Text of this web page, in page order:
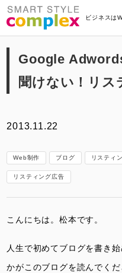
埼玉県
ビジネスは
Google
聞けない！リス
2013.11.22
Web制作 ブログ リスティ
リスティング広告
こんにちは。松本です。
人生で初めてブログを書き
かがこのブログを読んでく